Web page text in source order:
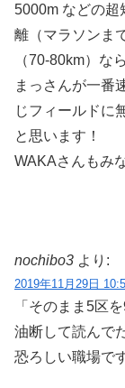
5000m などの超
離（マラソンま
（70-80km）な
まっさんが一番
じフィールドに
と思います！
WAKAさんもみ
nochibo3 より:
2019年11月29日
「そのまま5区
油断して読んで
恐ろしい職場で